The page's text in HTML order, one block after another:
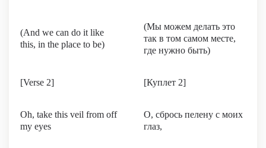
(And we can do it like
this, in the place to be)
(Мы можем делать это
так в том самом месте,
где нужно быть)
[Verse 2] [Куплет 2]
Oh, take this veil from off
my eyes
О, сбрось пелену с моих
глаз,